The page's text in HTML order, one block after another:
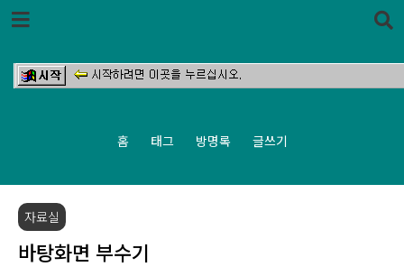
본문 바로가기
홈 태그 방명록 글쓰기
자료실
바탕화면 부수기